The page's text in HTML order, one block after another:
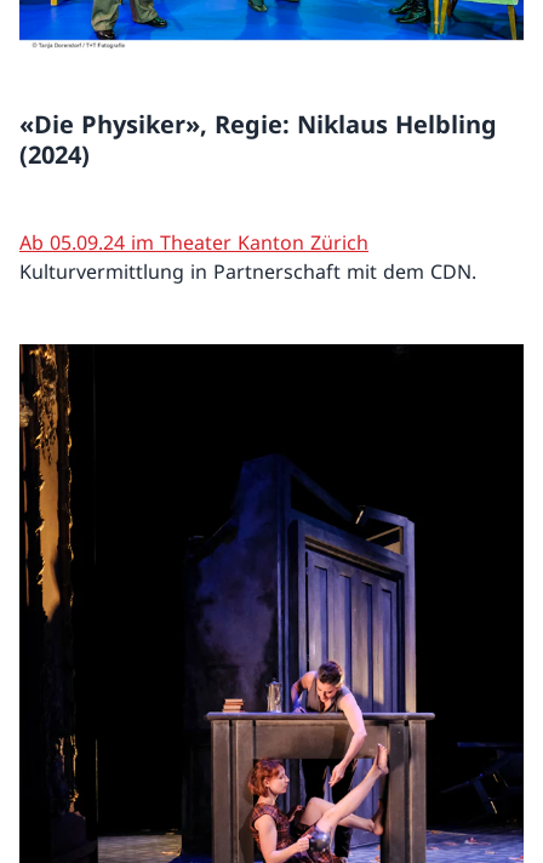
«Die Physiker», Regie: Niklaus Helbling
(2024)
Ab 05.09.24 im Theater Kanton Zürich
Kulturvermittlung in Partnerschaft mit dem CDN.